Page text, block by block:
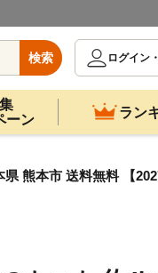
検索
ログイン
ーン
ラン
熊本市 送料無料 【